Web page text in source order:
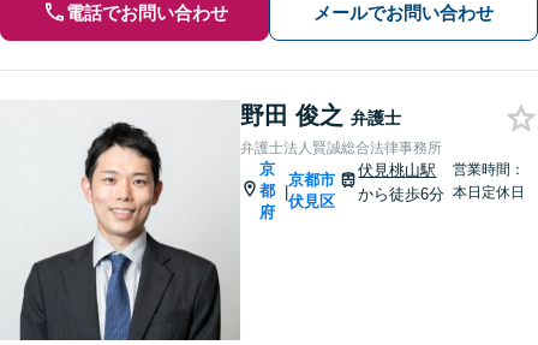
電話でお問い合わせ メールでお問い合わせ
野田 俊之 弁護士
弁護士法人賢誠総合法律事務所
京
都
府
|
京都市
伏見区
伏見桃山駅
から徒歩6分
営業時間：
本日定休日